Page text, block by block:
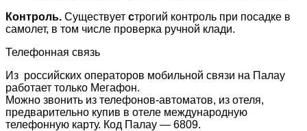
Контроль. Существует строгий контроль при посадке в
самолет, в том числе проверка ручной клади.
Телефонная связь
Из российских операторов мобильной связи на Палау
работает только Мегафон.
Можно звонить из телефонов-автоматов, из отеля,
предварительно купив в отеле международную
телефонную карту. Код Палау — 6809.